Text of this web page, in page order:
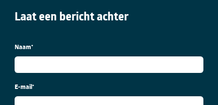
Laat een bericht achter
Naam*
E-mail *